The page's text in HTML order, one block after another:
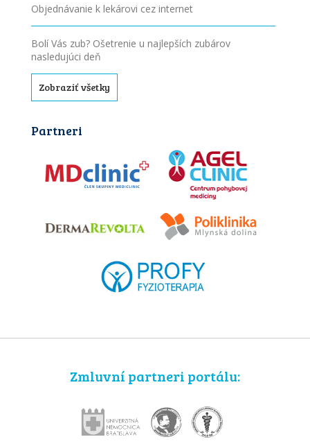
Objednávanie k lekárovi cez internet
Bolí Vás zub? Ošetrenie u najlepších zubárov
nasledujúci deň
Zobraziť všetky
Partneri
Zmluvní partneri portálu: